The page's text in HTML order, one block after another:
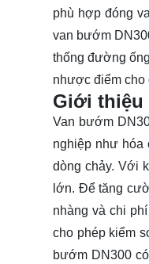
phù hợp đóng
van bướm
thống đường
nhược điểm cho
Giới thiệu
Van bướm
nghiệp như hóa
dòng chảy. Với
lớn. Để tăng
nhàng và chi
cho phép kiểm
bướm DN300